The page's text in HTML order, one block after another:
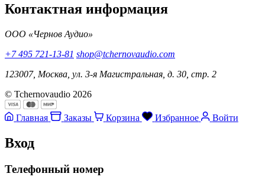
Контактная информация
ООО «Чернов Аудио»
+7 495 721-13-81 shop@tchernovaudio.com
123007, Москва, ул. 3-я Магистральная, д. 30, стр. 2
© Tchernovaudio 2026
Главная Заказы Корзина Избранное Войти
Вход
Телефонный номер